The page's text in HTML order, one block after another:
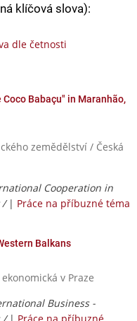
klíčová slova):
dle četnosti
Babaçu" in Maranhão,
zemědělství / Česká
Cooperation in
/ | Práce na příbuzné téma
Balkans
v Praze
Business -